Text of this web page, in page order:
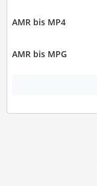
AMR bis MP4
AMR bis MPG